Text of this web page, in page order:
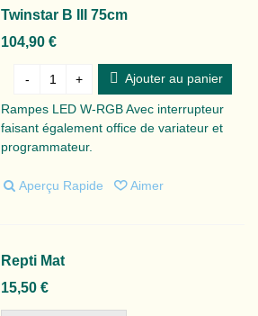
Twinstar B III 75cm
104,90 €
- + Ajouter au panier
Rampes LED W-RGB Avec interrupteur
faisant également office de variateur et
programmateur.
Aperçu Rapide Aimer
Repti Mat
15,50 €